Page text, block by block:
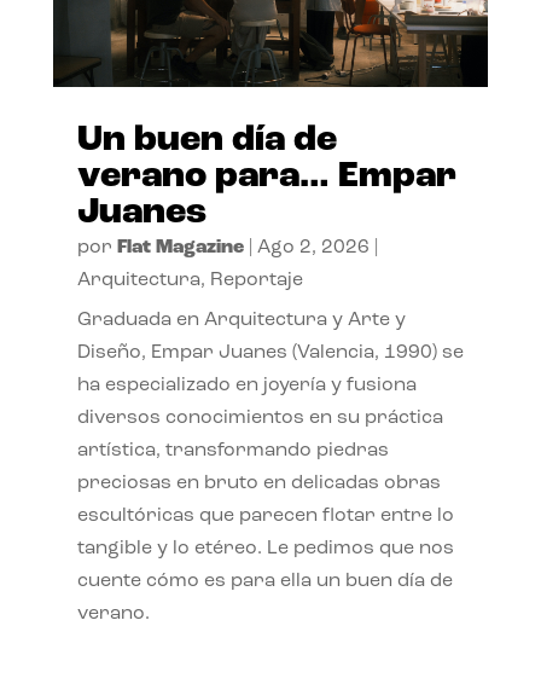
Un buen día de
verano para… Empar
Juanes
por Flat Magazine| Ago 2, 2026
Arquitectura, Reportaje
Graduada en Arquitectura y Arte y
Diseño, Empar Juanes (Valencia, 1990) se
ha especializado en joyería y fusiona
diversos conocimientos en su práctica
artística, transformando piedras
preciosas en bruto en delicadas obras
escultóricas que parecen flotar entre lo
tangible y lo etéreo. Le pedimos que nos
cuente cómo es para ella un buen día de
verano.